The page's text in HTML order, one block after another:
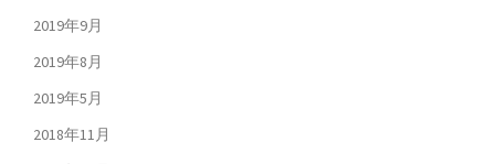
2019年9月
2019年8月
2019年5月
2018年11月